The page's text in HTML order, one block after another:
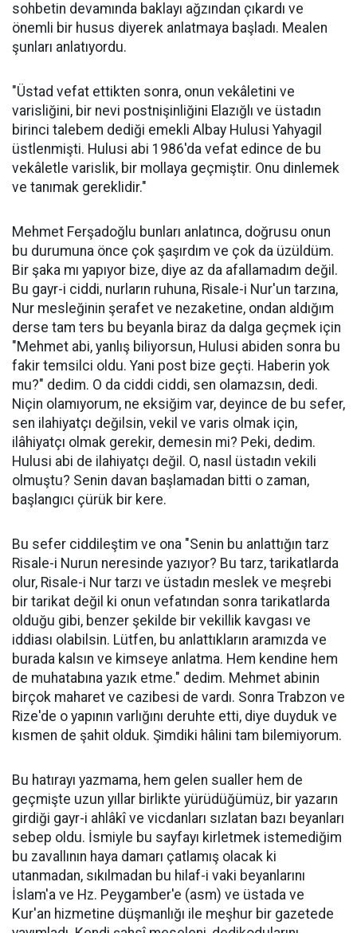
sohbetin devamında baklayı ağzından çıkardı ve
önemli bir husus diyerek anlatmaya başladı. Mealen
şunları anlatıyordu.
"Üstad vefat ettikten sonra, onun vekâletini ve
varisliğini, bir nevi postnişinliğini Elazığlı ve üstadın
birinci talebem dediği emekli Albay Hulusi Yahyagil
üstlenmişti. Hulusi abi 1986'da vefat edince de bu
vekâletle varislik, bir mollaya geçmiştir. Onu dinlemek
ve tanımak gereklidir."
Mehmet Ferşadoğlu bunları anlatınca, doğrusu onun
bu durumuna önce çok şaşırdım ve çok da üzüldüm.
Bir şaka mı yapıyor bize, diye az da afallamadım değil.
Bu gayr-i ciddi, nurların ruhuna, Risale-i Nur'un tarzına,
Nur mesleğinin şerafet ve nezaketine, ondan aldığım
derse tam ters bu beyanla biraz da dalga geçmek için
"Mehmet abi, yanlış biliyorsun, Hulusi abiden sonra bu
fakir temsilci oldu. Yani post bize geçti. Haberin yok
mu?" dedim. O da ciddi ciddi, sen olamazsın, dedi.
Niçin olamıyorum, ne eksiğim var, deyince de bu sefer,
sen ilahiyatçı değilsin, vekil ve varis olmak için,
ilâhiyatçı olmak gerekir, demesin mi? Peki, dedim.
Hulusi abi de ilahiyatçı değil. O, nasıl üstadın vekili
olmuştu? Senin davan başlamadan bitti o zaman,
başlangıcı çürük bir kere.
Bu sefer ciddileştim ve ona "Senin bu anlattığın tarz
Risale-i Nurun neresinde yazıyor? Bu tarz, tarikatlarda
olur, Risale-i Nur tarzı ve üstadın meslek ve meşrebi
bir tarikat değil ki onun vefatından sonra tarikatlarda
olduğu gibi, benzer şekilde bir vekillik kavgası ve
iddiası olabilsin. Lütfen, bu anlattıkların aramızda ve
burada kalsın ve kimseye anlatma. Hem kendine hem
de muhatabına yazık etme." dedim. Mehmet abinin
birçok maharet ve cazibesi de vardı. Sonra Trabzon ve
Rize'de o yapının varlığını deruhte etti, diye duyduk ve
kısmen de şahit olduk. Şimdiki hâlini tam bilemiyorum.
Bu hatırayı yazmama, hem gelen sualler hem de
geçmişte uzun yıllar birlikte yürüdüğümüz, bir yazarın
girdiği gayr-i ahlâkî ve vicdanları sızlatan bazı beyanları
sebep oldu. İsmiyle bu sayfayı kirletmek istemediğim
bu zavallının haya damarı çatlamış olacak ki
utanmadan, sıkılmadan bu hilaf-i vaki beyanlarını
İslam'a ve Hz. Peygamber'e (asm) ve üstada ve
Kur'an hizmetine düşmanlığı ile meşhur bir gazetede